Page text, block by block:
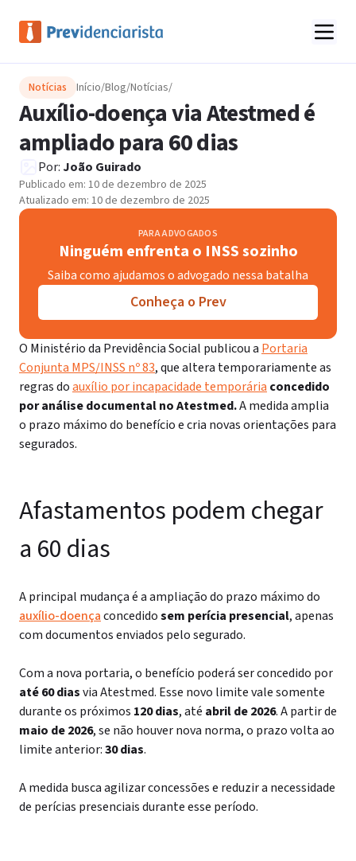
Notícias Início/Blog/Notícias/
Auxílio-doença via Atestmed é
ampliado para 60 dias
Por: João Guirado
Publicado em: 10 de dezembro de 2025
Atualizado em: 10 de dezembro de 2025
PARA ADVOGADOS
Ninguém enfrenta o INSS sozinho
Saiba como ajudamos o advogado nessa batalha
Conheça o Prev
O Ministério da Previdência Social publicou a Portaria
Conjunta MPS/INSS nº 83, que altera temporariamente as
regras doauxílio por incapacidade temporária concedido
por análise documental no Atestmed.A medida amplia
o prazo máximo do benefício e cria novas orientações para
segurados.
Afastamentos podem chegar
a 60 dias
A principal mudança é a ampliação do prazo máximo do
auxílio-doençaconcedidosem perícia presencial, apenas
com documentos enviados pelo segurado.
Com a nova portaria, o benefício poderá ser concedido por
até 60 diasvia Atestmed. Esse novo limite vale somente
durante os próximos 120 dias, até abril de 2026. A partir de
maio de 2026, se não houver nova norma, o prazo volta ao
limite anterior:30 dias.
A medida busca agilizar concessões e reduzir a necessidade
de perícias presenciais durante esse período.